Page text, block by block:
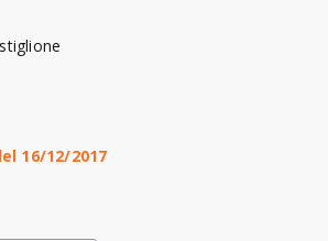
16/12/2017